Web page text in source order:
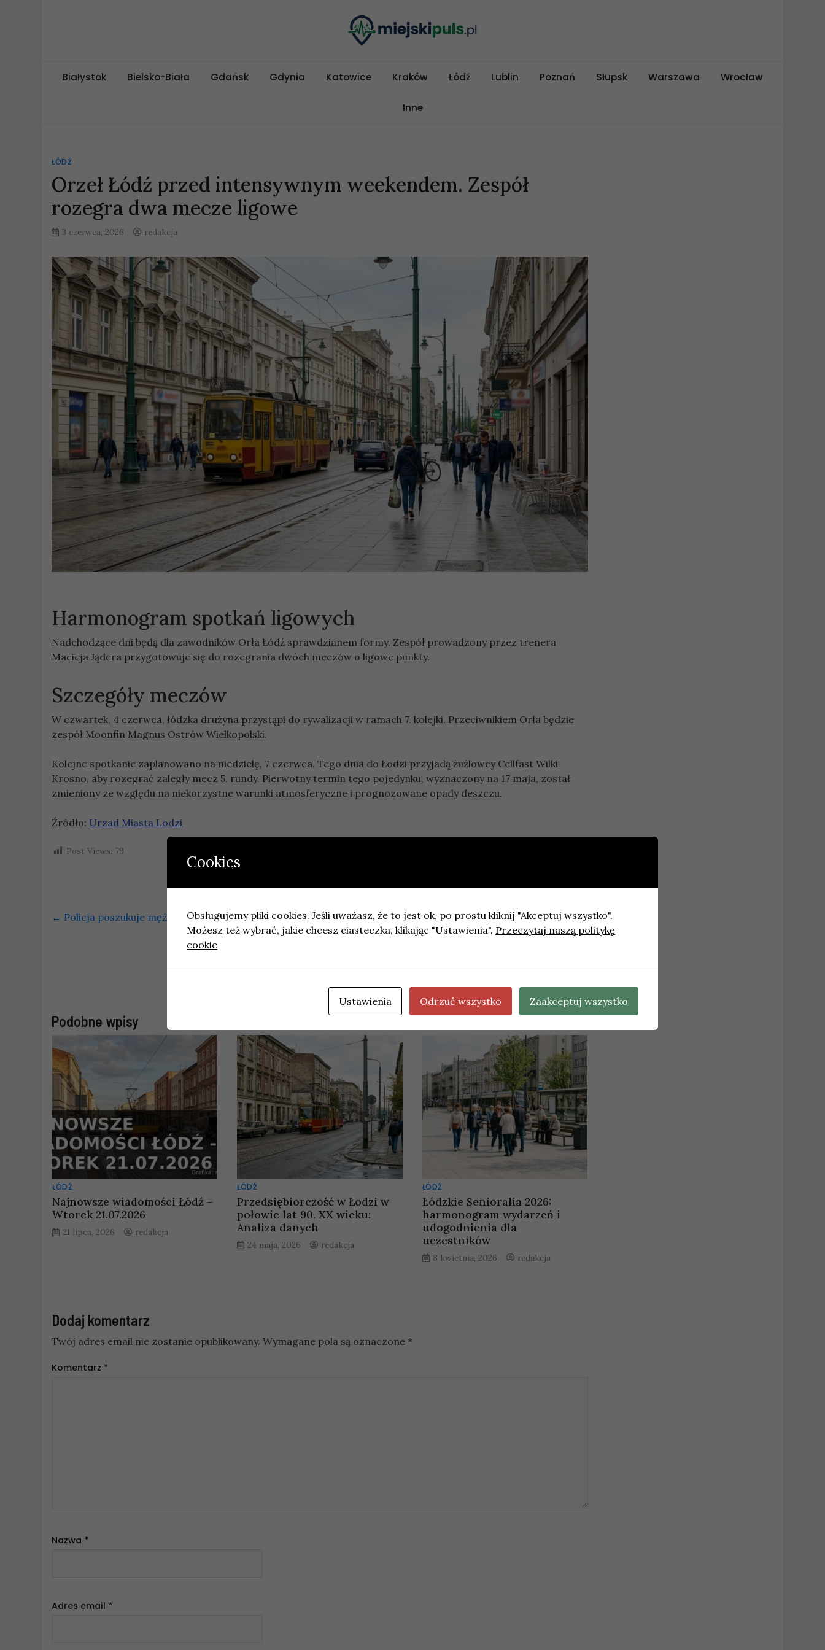
miejskipuls.pl
Białystok Bielsko-Biała Gdańsk Gdynia Katowice Kraków Łódź Lublin Poznań Słupsk Warszawa Wrocław
Inne
ŁÓDŹ
Orzeł Łódź przed intensywnym weekendem. Zespół
rozegra dwa mecze ligowe
3 czerwca, 2026 redakcja
Harmonogram spotkań ligowych
Nadchodzące dni będą dla zawodników Orła Łódź sprawdzianem formy. Zespół prowadzony przez trenera
Macieja Jądera przygotowuje się do rozegrania dwóch meczów o ligowe punkty.
Szczegóły meczów
W czwartek, 4 czerwca, łódzka drużyna przystąpi do rywalizacji w ramach 7. kolejki. Przeciwnikiem Orła będzie
zespół Moonfin Magnus Ostrów Wielkopolski.
Kolejne spotkanie zaplanowano na niedzielę, 7 czerwca. Tego dnia do Łodzi przyjadą żużlowcy Cellfast Wilki
Krosno, aby rozegrać zaległy mecz 5. rundy. Pierwotny termin tego pojedynku, wyznaczony na 17 maja, został
zmieniony ze względu na niekorzystne warunki atmosferyczne i prognozowane opady deszczu.
Źródło: Urzad Miasta Lodzi
Post Views: 79
← Policja poszukuje mężczyzny podejrzewanego o oszustwo
Podobne wpisy
ŁÓDŹ
Najnowsze wiadomości Łódź –
Wtorek 21.07.2026
21 lipca, 2026 redakcja
ŁÓDŹ
Przedsiębiorczość w Łodzi w
połowie lat 90. XX wieku:
Analiza danych
24 maja, 2026 redakcja
ŁÓDŹ
Łódzkie Senioralia 2026:
harmonogram wydarzeń i
udogodnienia dla
uczestników
8 kwietnia, 2026 redakcja
Dodaj komentarz
Twój adres email nie zostanie opublikowany. Wymagane pola są oznaczone *
Komentarz *
Nazwa *
Adres email *
Cookies
Obsługujemy pliki cookies. Jeśli uważasz, że to jest ok, po prostu kliknij "Akceptuj wszystko".
Możesz też wybrać, jakie chcesz ciasteczka, klikając "Ustawienia". Przeczytaj naszą politykę
cookie
Ustawienia Odrzuć wszystko Zaakceptuj wszystko